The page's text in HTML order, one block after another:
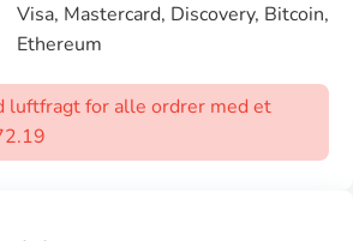
Visa, Mastercard, Discovery, Bitcoin,
Ethereum
luftfragt for alle ordrer med et